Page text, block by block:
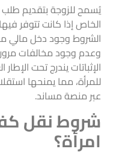
يُسمح للزوجة بتقديم
الخاص إذا كانت تتوفر
الشروط وجود دخل مالي
وعدم وجود مخالفات
الإثباتات يندرج تحت
للمرأة، مما يمنحها
عبر منصة مساند.
شروط نقل
امرأة؟